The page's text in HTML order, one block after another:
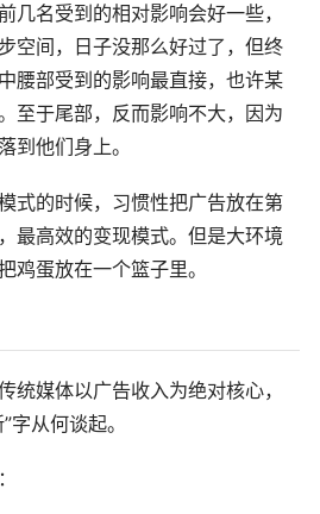
几名受到的相对影响会好一些，
空间，日子没那么好过了，但终
腰部受到的影响最直接，也许某
至于尾部，反而影响不大，因为
到他们身上。
式的时候，习惯性把广告放在第
最高效的变现模式。但是大环境
鸡蛋放在一个篮子里。
统媒体以广告收入为绝对核心，
字从何谈起。